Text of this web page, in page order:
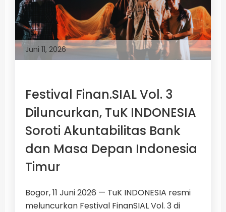
Juni 11, 2026
Festival Finan.SIAL Vol. 3
Diluncurkan, TuK INDONESIA
Soroti Akuntabilitas Bank
dan Masa Depan Indonesia
Timur
Bogor, 11 Juni 2026 — TuK INDONESIA resmi
meluncurkan Festival FinanSIAL Vol. 3 di